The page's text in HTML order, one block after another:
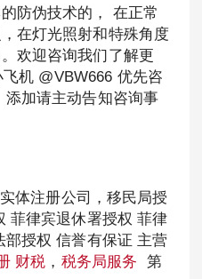
防伪技术的， 在正常
在灯光照射和特殊角度
欢迎咨询我们了解更
机 @VBW666 优先咨
加请主动告知咨询事
体注册公司，移民局授
菲律宾退休署授权 菲律
部授权 信誉有保证 主营
财税 ， 税务局服务 第